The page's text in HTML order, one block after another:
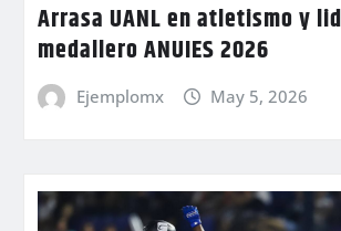
Arrasa UANL en atletismo y
medallero ANUIES 2026
Ejemplomx May 5, 2026